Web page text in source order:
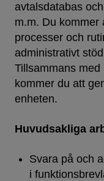
avtalsdatabas
m.m. Du kommer
processer och
administrativt
Tillsammans
kommer du att
enheten.
Huvudsakliga
Svara på och
i